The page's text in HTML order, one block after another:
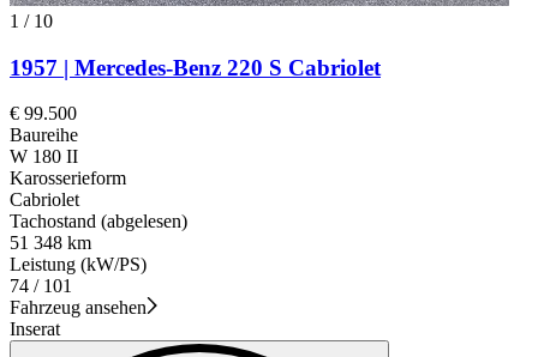
1 / 10
1957 | Mercedes-Benz 220 S Cabriolet
€ 99.500
Baureihe
W 180 II
Karosserieform
Cabriolet
Tachostand (abgelesen)
51 348 km
Leistung (kW/PS)
74 / 101
Fahrzeug ansehen
Inserat